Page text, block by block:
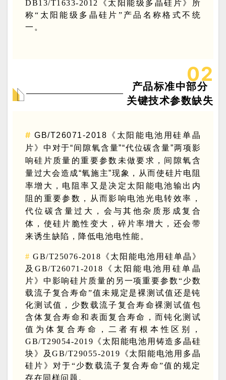
DB13/T1633-2012《太阳能级多晶硅片》所
称“太阳能级多晶硅片”产品名称格式不统
一。
02
产品标准中部分
关键技术参数缺失
#GB/T26071-2018《太阳能电池用硅单晶
片》中对于“间隙氧含量”“代位碳含量”两项影
响硅片质量的重要参数未做要求，间隙氧含
量过大会造成“氧施主”现象，从而使硅片电阻
率增大，电阻率又是决定太阳能电池输出内
阻的重要参数，从而影响电池光电转效率，
代位碳含量过大，会与其他杂质形成复合
体，使硅片脆性变大，碎片率增大，还会带
来诱生缺陷，降低电池电性能。
#GB/T25076-2018《太阳能电池用硅单晶》
及GB/T26071-2018《太阳能电池用硅单晶
片》中影响硅片质量的另一项重要参数“少数
载流子复合寿命”值未规定是裸测试值还是钝
化测试值，少数载流子复合寿命裸测试值包
含体复合寿命和表面复合寿命，而钝化测试
值为体复合寿命，二者有根本性区别，
GB/T29054-2019《太阳能电池用铸造多晶硅
块》及GB/T29055-2019《太阳能电池用多晶
硅片》对于“少数载流子复合寿命”值的规定
存在同样问题。